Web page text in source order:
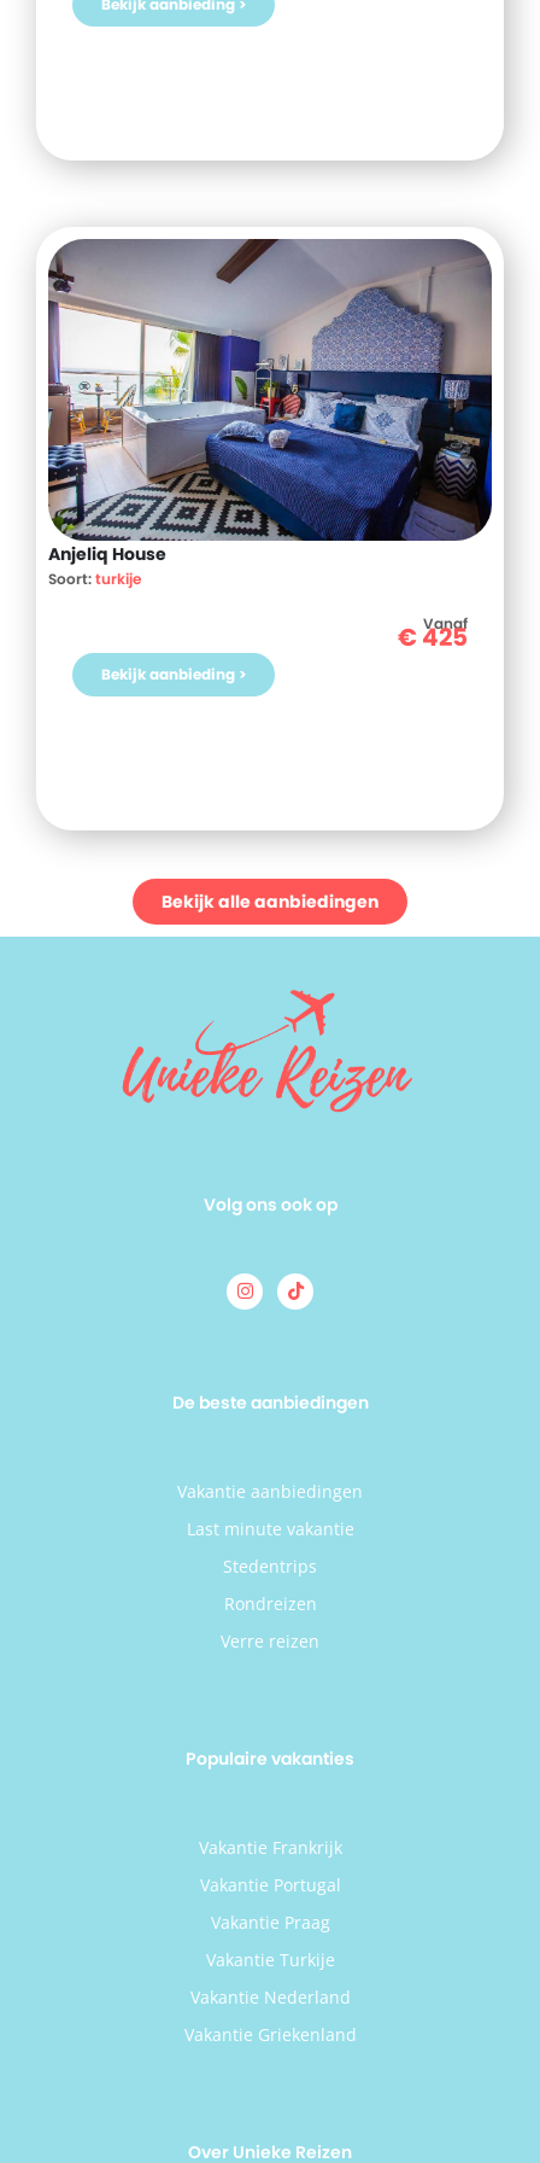
Bekijk aanbieding >
Anjeliq House
Soort:turkije
Vanaf
€425
Bekijk aanbieding >
Bekijk alle aanbiedingen
Volg ons ook op
De beste aanbiedingen
Vakantie aanbiedingen
Last minute vakantie
Stedentrips
Rondreizen
Verre reizen
Populaire vakanties
Vakantie Frankrijk
Vakantie Portugal
Vakantie Praag
Vakantie Turkije
Vakantie Nederland
Vakantie Griekenland
Over Unieke Reizen